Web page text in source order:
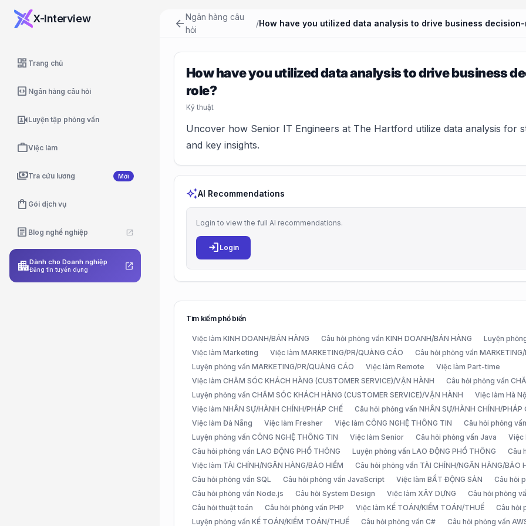
X-Interview
dashboard Trang chủ
code_blocks Ngân hàng câu hỏi
video_camera_frontLuyện tập phỏng vấn
workViệc làm
paymentsTra cứu lương Mới
shopping_bag Gói dịch vụ
article Blog nghề nghiệp open_in_new
apartmentDành cho Doanh nghiệp
Đăng tin tuyển dụng open_in_new
arrow_backNgân hàng câu
hỏi
/
How have you utilized data analysis to drive business
role?
Kỹ thuật
Uncover how Senior IT Engineers at The Hartford utilize data analysis for
and key insights.
auto_awesomeAI Recommendations
Login to view the full AI recommendations.
login Login
Tìm kiếm phổ biến
Việc làm KINH DOANH/BÁN HÀNG Câu hỏi phỏng vấn KINH DOANH/BÁN HÀNG Luyện
Việc làm Marketing
Việc làm MARKETING/PR/QUẢNG CÁO
Câu hỏi phỏng vấn
Luyện phỏng vấn MARKETING/PR/QUẢNG CÁO
Việc làm Remote
Việc làm Part-time
Việc làm CHĂM SÓC KHÁCH HÀNG (CUSTOMER SERVICE)/VẬN HÀNH
Câu hỏi phỏng vấn
Luyện phỏng vấn CHĂM SÓC KHÁCH HÀNG (CUSTOMER SERVICE)/VẬN HÀNH
Việc làm Hà
Việc làm NHÂN SỰ/HÀNH CHÍNH/PHÁP CHẾ
Câu hỏi phỏng vấn NHÂN SỰ/HÀNH CHÍNH/PHÁP
Việc làm Đà Nẵng
Việc làm Fresher Việc làm CÔNG NGHỆ THÔNG TIN
Câu hỏi phỏng
Luyện phỏng vấn CÔNG NGHỆ THÔNG TIN
Việc làm Senior Câu hỏi phỏng vấn Java
Việc
Câu hỏi phỏng vấn LAO ĐỘNG PHỔ THÔNG
Luyện phỏng vấn LAO ĐỘNG PHỔ THÔNG Câu
Việc làm TÀI CHÍNH/NGÂN HÀNG/BẢO HIỂM
Câu hỏi phỏng vấn TÀI CHÍNH/NGÂN HÀNG/BẢO
Câu hỏi phỏng vấn SQL
Câu hỏi phỏng vấn JavaScript Việc làm BẤT ĐỘNG SẢN Câu hỏi
Câu hỏi phỏng vấn Node.js
Câu hỏi System Design Việc làm XÂY DỰNG Câu hỏi phỏng
Câu hỏi thuật toán
Câu hỏi phỏng vấn PHP Việc làm KẾ TOÁN/KIỂM TOÁN/THUẾ
Câu hỏi
Luyện phỏng vấn KẾ TOÁN/KIỂM TOÁN/THUẾ
Câu hỏi phỏng vấn C# Câu hỏi phỏng vấn